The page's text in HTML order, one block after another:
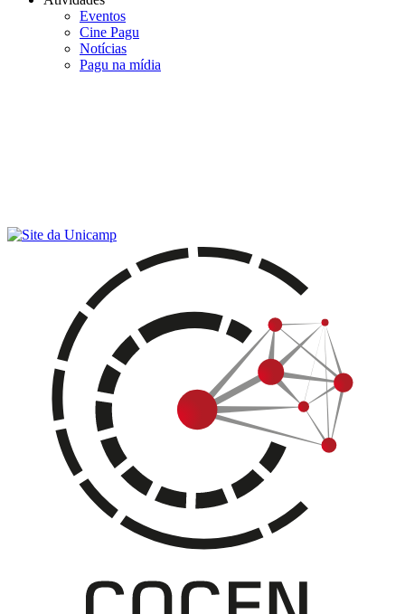
Eventos
Cine Pagu
Notícias
Pagu na mídia